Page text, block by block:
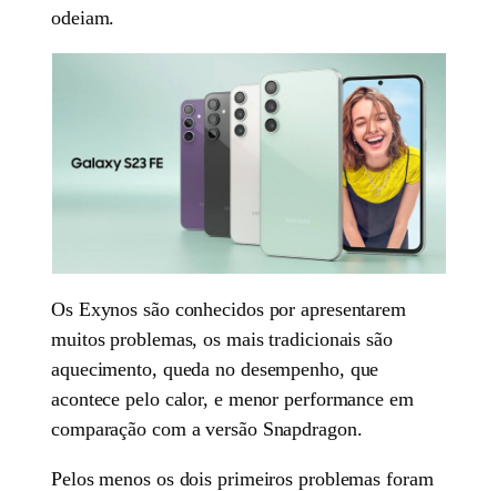
odeiam.
Os Exynos são conhecidos por apresentarem
muitos problemas, os mais tradicionais são
aquecimento, queda no desempenho, que
acontece pelo calor, e menor performance em
comparação com a versão Snapdragon.
Pelos menos os dois primeiros problemas foram